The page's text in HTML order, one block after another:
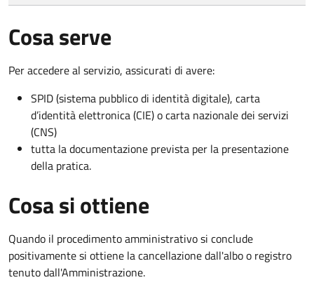
Cosa serve
Per accedere al servizio, assicurati di avere:
SPID (sistema pubblico di identità digitale), carta
d’identità elettronica (CIE) o carta nazionale dei servizi
(CNS)
tutta la documentazione prevista per la presentazione
della pratica.
Cosa si ottiene
Quando il procedimento amministrativo si conclude
positivamente si ottiene la cancellazione dall'albo o registro
tenuto dall'Amministrazione.